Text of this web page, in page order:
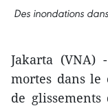
Des inondations
Jakarta (VNA)
mortes dans
de